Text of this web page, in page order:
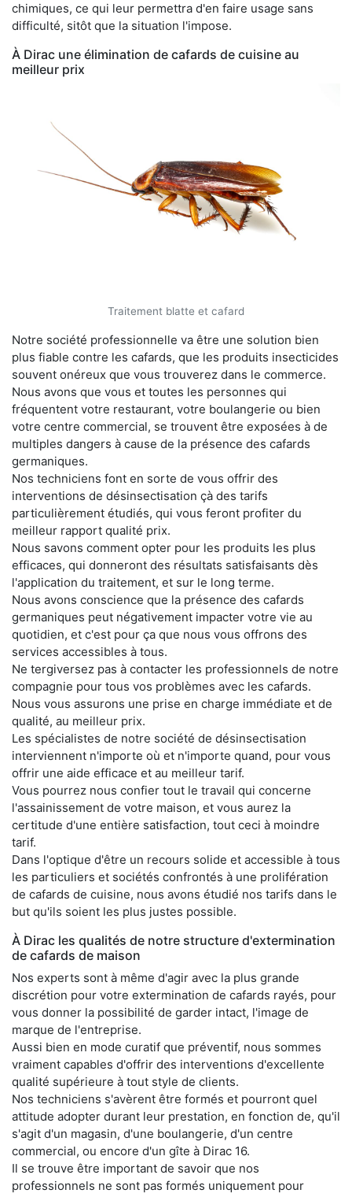
chimiques, ce qui leur permettra d'en faire usage sans
difficulté, sitôt que la situation l'impose.
À Dirac une élimination de cafards de cuisine au
meilleur prix
Traitement blatte et cafard
Notre société professionnelle va être une solution bien
plus fiable contre les cafards, que les produits insecticides
souvent onéreux que vous trouverez dans le commerce.
Nous avons que vous et toutes les personnes qui
fréquentent votre restaurant, votre boulangerie ou bien
votre centre commercial, se trouvent être exposées à de
multiples dangers à cause de la présence des cafards
germaniques.
Nos techniciens font en sorte de vous offrir des
interventions de désinsectisation çà des tarifs
particulièrement étudiés, qui vous feront profiter du
meilleur rapport qualité prix.
Nous savons comment opter pour les produits les plus
efficaces, qui donneront des résultats satisfaisants dès
l'application du traitement, et sur le long terme.
Nous avons conscience que la présence des cafards
germaniques peut négativement impacter votre vie au
quotidien, et c'est pour ça que nous vous offrons des
services accessibles à tous.
Ne tergiversez pas à contacter les professionnels de notre
compagnie pour tous vos problèmes avec les cafards.
Nous vous assurons une prise en charge immédiate et de
qualité, au meilleur prix.
Les spécialistes de notre société de désinsectisation
interviennent n'importe où et n'importe quand, pour vous
offrir une aide efficace et au meilleur tarif.
Vous pourrez nous confier tout le travail qui concerne
l'assainissement de votre maison, et vous aurez la
certitude d'une entière satisfaction, tout ceci à moindre
tarif.
Dans l'optique d'être un recours solide et accessible à tous
les particuliers et sociétés confrontés à une prolifération
de cafards de cuisine, nous avons étudié nos tarifs dans le
but qu'ils soient les plus justes possible.
À Dirac les qualités de notre structure d'extermination
de cafards de maison
Nos experts sont à même d'agir avec la plus grande
discrétion pour votre extermination de cafards rayés, pour
vous donner la possibilité de garder intact, l'image de
marque de l'entreprise.
Aussi bien en mode curatif que préventif, nous sommes
vraiment capables d'offrir des interventions d'excellente
qualité supérieure à tout style de clients.
Nos techniciens s'avèrent être formés et pourront quel
attitude adopter durant leur prestation, en fonction de, qu'il
s'agit d'un magasin, d'une boulangerie, d'un centre
commercial, ou encore d'un gîte à Dirac 16.
Il se trouve être important de savoir que nos
professionnels ne sont pas formés uniquement pour